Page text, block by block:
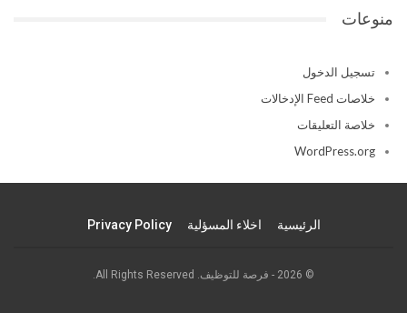
منوعات
تسجيل الدخول
خلاصات Feed الإدخالات
خلاصة التعليقات
WordPress.org
الرئيسية اخلاء المسؤلية Privacy Policy
© 2026 - فرصة للتوظيف. All Rights Reserved.